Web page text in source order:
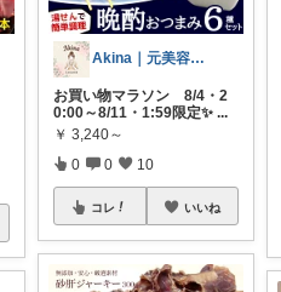
Akina｜元美容部員ママの美容と暮らし
お買い物マラソン 8/4・2
0:00～8/11・1:59限定✨ ...
￥ 3,240～
0 0 10
コレ いいね